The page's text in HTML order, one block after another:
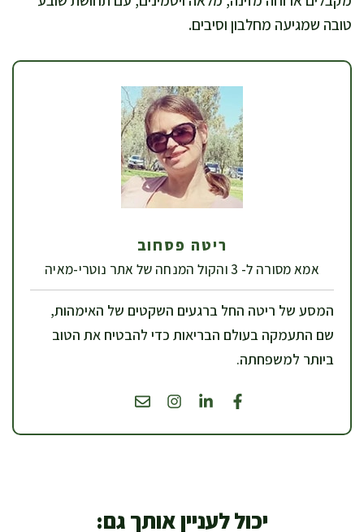
טובה שמגיעה מחלבון וסיבים.
ריטה פסחוב
אמא מסורה ל- 3 והקול המנחה של אתר נוטרי-מאיה
המסע של ריטה החל ברגעים השקטים של האימהות,
שם התעמקה בעולם הבריאות כדי להבטיח את הטוב
ביותר למשפחתה.
יכול לעניין אותך גם: